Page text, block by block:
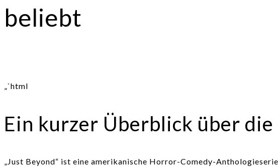
beliebt
„`html
Ein kurzer Überblick über die
„Just Beyond“ ist eine amerikanische Horror-Comedy-